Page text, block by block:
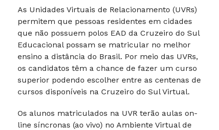
As Unidades Virtuais de Relacionamento (UVRs)
permitem que pessoas residentes em cidades
que não possuem polos EAD da Cruzeiro do Sul
Educacional possam se matricular no melhor
ensino a distância do Brasil. Por meio das UVRs,
os candidatos têm a chance de fazer um curso
superior podendo escolher entre as centenas de
cursos disponíveis na Cruzeiro do Sul Virtual.
Os alunos matriculados na UVR terão aulas on-
line síncronas (ao vivo) no Ambiente Virtual de